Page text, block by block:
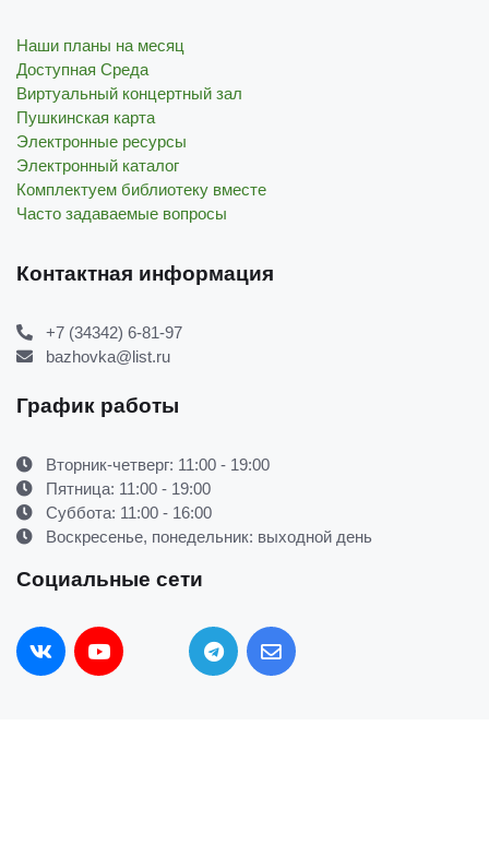
Наши планы на месяц
Доступная Среда
Виртуальный концертный зал
Пушкинская карта
Электронные ресурсы
Электронный каталог
Комплектуем библиотеку вместе
Часто задаваемые вопросы
Контактная информация
+7 (34342) 6-81-97
bazhovka@list.ru
График работы
Вторник-четверг: 11:00 - 19:00
Пятница: 11:00 - 19:00
Суббота: 11:00 - 16:00
Воскресенье, понедельник: выходной день
Социальные сети